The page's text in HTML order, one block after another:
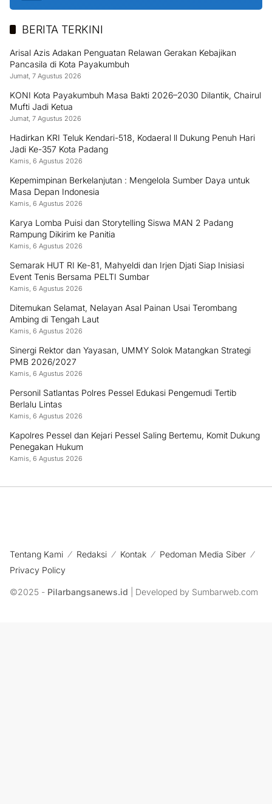
BERITA TERKINI
Arisal Azis Adakan Penguatan Relawan Gerakan Kebajikan
Pancasila di Kota Payakumbuh
Jumat, 7 Agustus 2026
KONI Kota Payakumbuh Masa Bakti 2026–2030 Dilantik, Chairul
Mufti Jadi Ketua
Jumat, 7 Agustus 2026
Hadirkan KRI Teluk Kendari-518, Kodaeral ll Dukung Penuh Hari
Jadi Ke-357 Kota Padang
Kamis, 6 Agustus 2026
Kepemimpinan Berkelanjutan : Mengelola Sumber Daya untuk
Masa Depan Indonesia
Kamis, 6 Agustus 2026
Karya Lomba Puisi dan Storytelling Siswa MAN 2 Padang
Rampung Dikirim ke Panitia
Kamis, 6 Agustus 2026
Semarak HUT RI Ke-81, Mahyeldi dan Irjen Djati Siap Inisiasi
Event Tenis Bersama PELTI Sumbar
Kamis, 6 Agustus 2026
Ditemukan Selamat, Nelayan Asal Painan Usai Terombang
Ambing di Tengah Laut
Kamis, 6 Agustus 2026
Sinergi Rektor dan Yayasan, UMMY Solok Matangkan Strategi
PMB 2026/2027
Kamis, 6 Agustus 2026
Personil Satlantas Polres Pessel Edukasi Pengemudi Tertib
Berlalu Lintas
Kamis, 6 Agustus 2026
Kapolres Pessel dan Kejari Pessel Saling Bertemu, Komit Dukung
Penegakan Hukum
Kamis, 6 Agustus 2026
Tentang Kami Redaksi Kontak
Pedoman Media Siber
Privacy Policy
©2025 - Pilarbangsanews.id | Developed by Sumbarweb.com